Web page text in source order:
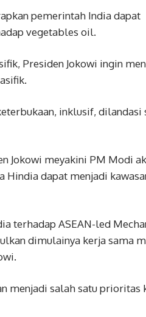
pemerintah India dapat
vegetables oil.
Presiden Jokowi ingin
inklusif,
Jokowi meyakini PM Modi
Hindia dapat menjadi
terhadap ASEAN-led
dimulainya kerja sama
menjadi salah satu prioritas